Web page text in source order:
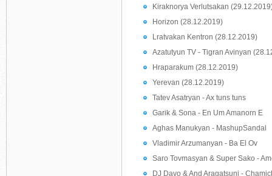
Kiraknorya Verlutsakan
Horizon (28.12.2019)
Lratvakan Kentron (28.12.2019)
Azatutyun TV - Tigran Avinyan
Hraparakum (28.12.2019)
Yerevan (28.12.2019)
Tatev Asatryan - Ax tuns tuns
Garik & Sona - En Um Amanorn E
Aghas Manukyan - MashupSandal
Vladimir Arzumanyan - Ba El Ov
Saro Tovmasyan & Super Sako -
DJ Davo & And Aragatsuni -